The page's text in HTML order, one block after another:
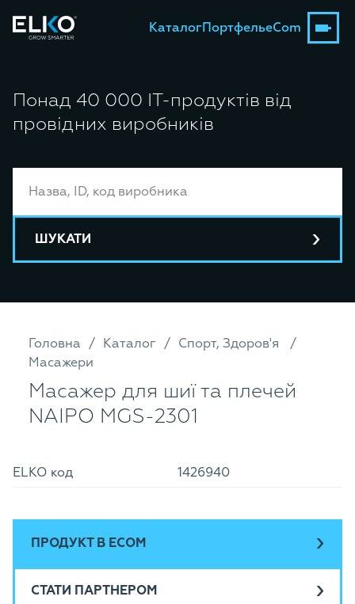
КаталогПортфельeCom
Понад 40 000 ІТ-продуктів від
провідних виробників
ШУКАТИ
Головна Каталог
Спорт, Здоров'я
Масажери
Масажер для шиї та плечей
NAIPO MGS-2301
ELKO код 1426940
ПРОДУКТ В ECOM
СТАТИ ПАРТНЕРОМ